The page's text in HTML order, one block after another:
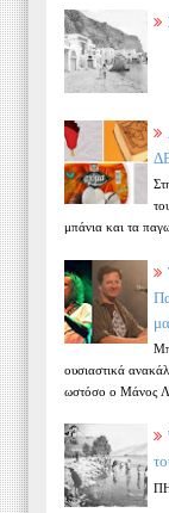
μπάνια και τα
ουσιαστικά
ωστόσο ο Μάνος